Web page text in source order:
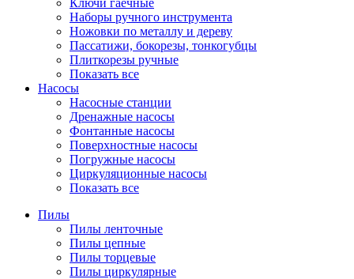
Ключи гаечные
Наборы ручного инструмента
Ножовки по металлу и дереву
Пассатижи, бокорезы, тонкогубцы
Плиткорезы ручные
Показать все
Насосы
Насосные станции
Дренажные насосы
Фонтанные насосы
Поверхностные насосы
Погружные насосы
Циркуляционные насосы
Показать все
Пилы
Пилы ленточные
Пилы цепные
Пилы торцевые
Пилы циркулярные